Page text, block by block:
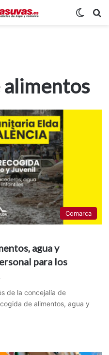
alimentos
Comarca
agua y
para los
de la concejalía de
de alimentos, agua y